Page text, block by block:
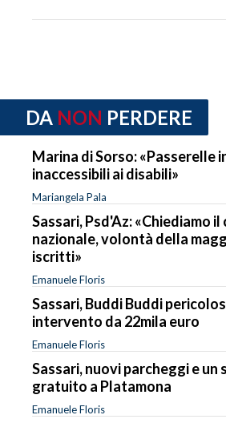
DA NON PERDERE
Marina di Sorso: «Passerelle
inaccessibili ai disabili»
Mariangela Pala
Sassari, Psd'Az: «Chiediamo
nazionale, volontà della
iscritti»
Emanuele Floris
Sassari, Buddi Buddi
intervento da 22mila euro
Emanuele Floris
Sassari, nuovi parcheggi e
gratuito a Platamona
Emanuele Floris